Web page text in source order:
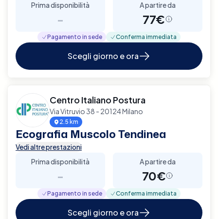
Prima disponibilità
-
A partire da
77€
Pagamento in sede Conferma immediata
Scegli giorno e ora
Centro Italiano Postura
Via Vitruvio 38 - 20124 Milano
2.5 km
Ecografia Muscolo Tendinea
Vedi altre prestazioni
Prima disponibilità
-
A partire da
70€
Pagamento in sede Conferma immediata
Scegli giorno e ora